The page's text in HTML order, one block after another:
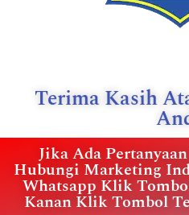
Terima Kasih
Jika Ada
Hubungi Marketing
Whatsapp Klik
Kanan Klik Tombol